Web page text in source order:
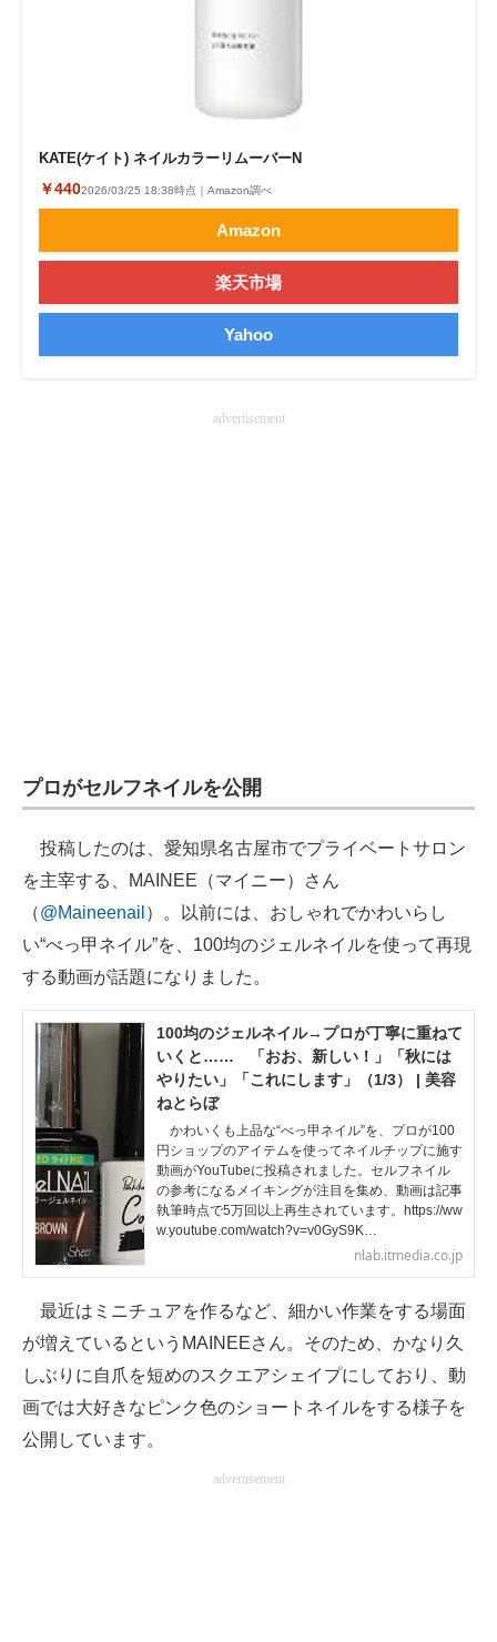
KATE(ケイト) ネイルカラーリムーバーN
￥4402026/03/25 18:38時点｜Amazon調べ
Amazon
楽天市場
Yahoo
advertisement
プロがセルフネイルを公開
投稿したのは、愛知県名古屋市でプライベートサロン
を主宰する、MAINEE（マイニー）さん
（@Maineenail ）。以前には、おしゃれでかわいらし
い“べっ甲ネイル”を、100均のジェルネイルを使って再現
する動画が話題になりました。
100均のジェルネイル→プロが丁寧に重ねて
いくと…… 「おお、新しい！」「秋には
やりたい」「これにします」（1/3） | 美容
ねとらぼ
かわいくも上品な“べっ甲ネイル”を、プロが100
円ショップのアイテムを使ってネイルチップに施す
動画がYouTubeに投稿されました。セルフネイル
の参考になるメイキングが注目を集め、動画は記事
執筆時点で5万回以上再生されています。https://ww
w.youtube.com/watch?v=v0GyS9K…
nlab.itmedia.co.jp
最近はミニチュアを作るなど、細かい作業をする場面
が増えているというMAINEEさん。そのため、かなり久
しぶりに自爪を短めのスクエアシェイプにしており、動
画では大好きなピンク色のショートネイルをする様子を
公開しています。
advertisement